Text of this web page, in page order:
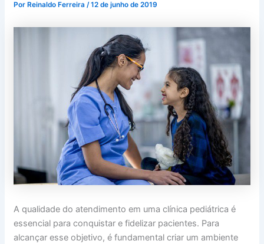
Por Reinaldo Ferreira /12 de junho de 2019
A qualidade do atendimento em uma clínica pediátrica é
essencial para conquistar e fidelizar pacientes. Para
alcançar esse objetivo, é fundamental criar um ambiente